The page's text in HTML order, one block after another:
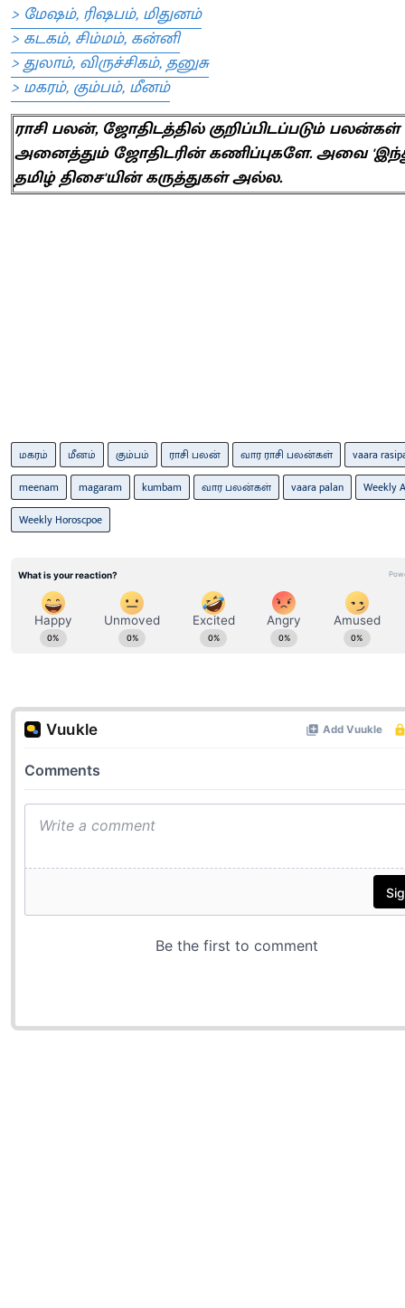
> மேஷம், ரிஷபம், மிதுனம்
> கடகம், சிம்மம், கன்னி
> துலாம், விருச்சிகம், தனுசு
> மகரம், கும்பம், மீனம்
ராசி பலன், ஜோதிடத்தில் குறிப்பிடப்படும் பலன்கள்
அனைத்தும் ஜோதிடரின் கணிப்புகளே. அவை
தமிழ் திசை'யின் கருத்துகள் அல்ல.
மகரம் மீனம் கும்பம் ராசி பலன் வார ராசி பலன்கள்
vaara
meenam
magaram kumbam வார பலன்கள் vaara palan
Weekly
Weekly Horoscpoe